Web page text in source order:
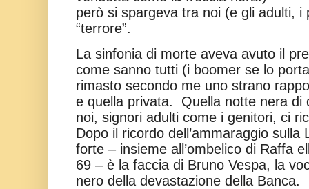
però si spargeva tra noi (e gli adulti, i
“terrore”.
La sinfonia di morte aveva avuto il
come sanno tutti (i boomer se lo
rimasto secondo me uno strano
e quella privata.
Quella notte nera di
noi, signori adulti come i genitori, ci
Dopo il ricordo dell’ammaraggio sulla
forte – insieme all’ombelico di Raffa
69 – è la faccia di Bruno Vespa, la
nero della devastazione della Banca.